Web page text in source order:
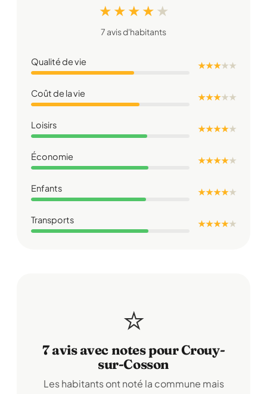
★ ★ ★ ★ ★
7 avis d'habitants
Qualité de vie ★ ★ ★★★
Coût de la vie ★ ★ ★★★
Loisirs ★ ★ ★ ★★
Économie ★ ★ ★ ★★
Enfants ★ ★ ★ ★★
Transports ★ ★ ★ ★★
⭐
7 avis avec notes pour Crouy-
sur-Cosson
Les habitants ont noté la commune mais